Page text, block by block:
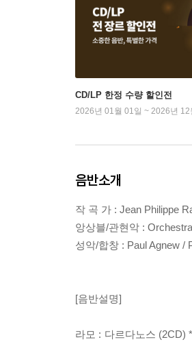
CD/LP 한정 수량 할인전
2026년 01월 01일 ~ 2026년 12
음반소개
작 곡 가 : Jean Philippe
앙상블/관현악 :
성악/합창 : Paul Agnew /
[음반설명]
라모 : 다르다노스 (2CD)